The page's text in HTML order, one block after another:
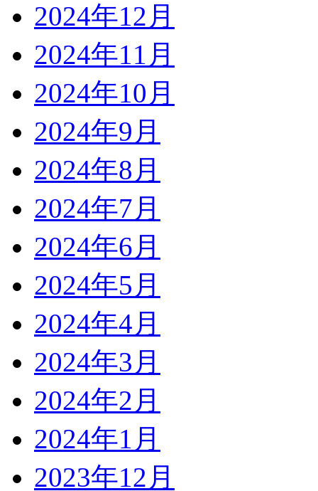
2024年12月
2024年11月
2024年10月
2024年9月
2024年8月
2024年7月
2024年6月
2024年5月
2024年4月
2024年3月
2024年2月
2024年1月
2023年12月